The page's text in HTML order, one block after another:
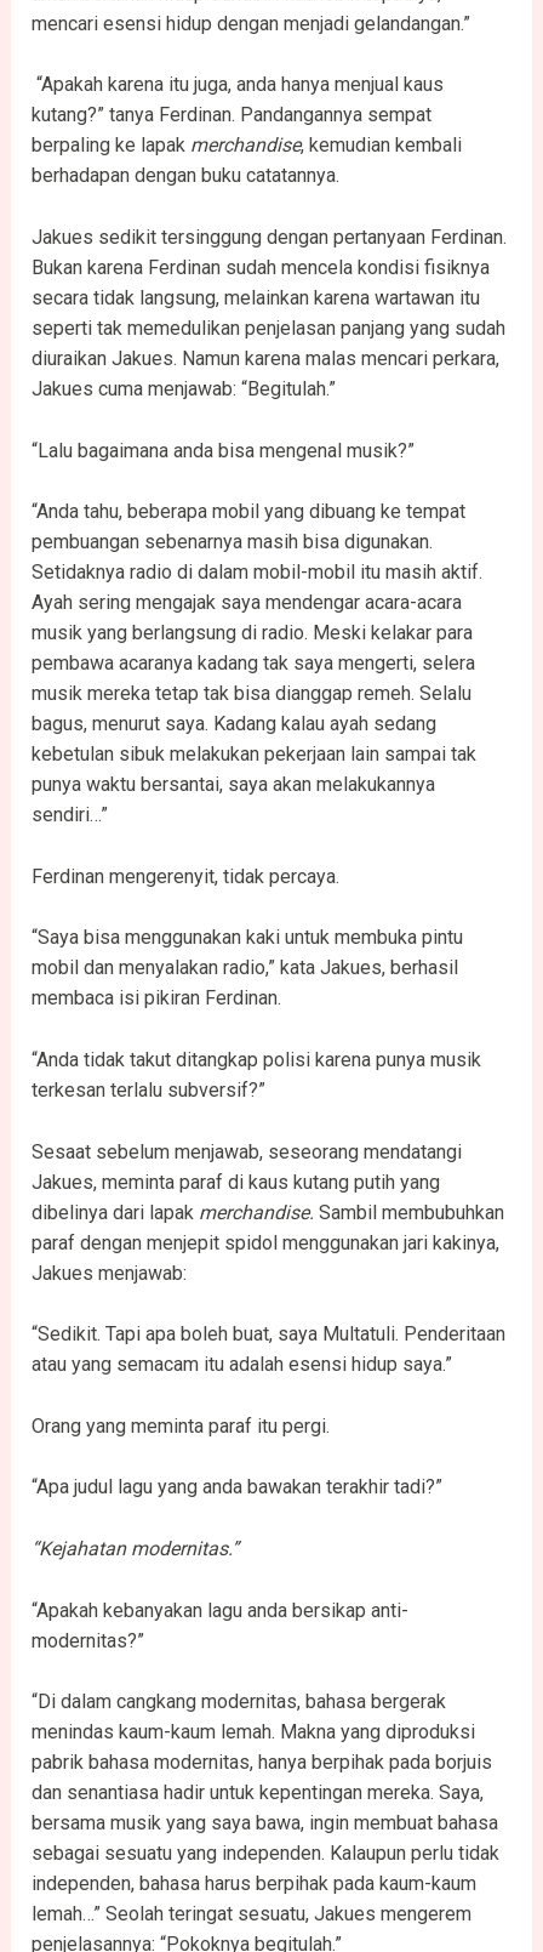
mencari esensi hidup dengan menjadi gelandangan.”
“Apakah karena itu juga, anda hanya menjual kaus
kutang?” tanya Ferdinan. Pandangannya sempat
berpaling ke lapak merchandise, kemudian kembali
berhadapan dengan buku catatannya.
Jakues sedikit tersinggung dengan pertanyaan Ferdinan.
Bukan karena Ferdinan sudah mencela kondisi fisiknya
secara tidak langsung, melainkan karena wartawan itu
seperti tak memedulikan penjelasan panjang yang sudah
diuraikan Jakues. Namun karena malas mencari perkara,
Jakues cuma menjawab: “Begitulah.”
“Lalu bagaimana anda bisa mengenal musik?”
“Anda tahu, beberapa mobil yang dibuang ke tempat
pembuangan sebenarnya masih bisa digunakan.
Setidaknya radio di dalam mobil-mobil itu masih aktif.
Ayah sering mengajak saya mendengar acara-acara
musik yang berlangsung di radio. Meski kelakar para
pembawa acaranya kadang tak saya mengerti, selera
musik mereka tetap tak bisa dianggap remeh. Selalu
bagus, menurut saya. Kadang kalau ayah sedang
kebetulan sibuk melakukan pekerjaan lain sampai tak
punya waktu bersantai, saya akan melakukannya
sendiri…”
Ferdinan mengerenyit, tidak percaya.
“Saya bisa menggunakan kaki untuk membuka pintu
mobil dan menyalakan radio,” kata Jakues, berhasil
membaca isi pikiran Ferdinan.
“Anda tidak takut ditangkap polisi karena punya musik
terkesan terlalu subversif?”
Sesaat sebelum menjawab, seseorang mendatangi
Jakues, meminta paraf di kaus kutang putih yang
dibelinya dari lapak merchandise. Sambil membubuhkan
paraf dengan menjepit spidol menggunakan jari kakinya,
Jakues menjawab:
“Sedikit. Tapi apa boleh buat, saya Multatuli. Penderitaan
atau yang semacam itu adalah esensi hidup saya.”
Orang yang meminta paraf itu pergi.
“Apa judul lagu yang anda bawakan terakhir tadi?”
“Kejahatan modernitas.”
“Apakah kebanyakan lagu anda bersikap anti-
modernitas?”
“Di dalam cangkang modernitas, bahasa bergerak
menindas kaum-kaum lemah. Makna yang diproduksi
pabrik bahasa modernitas, hanya berpihak pada borjuis
dan senantiasa hadir untuk kepentingan mereka. Saya,
bersama musik yang saya bawa, ingin membuat bahasa
sebagai sesuatu yang independen. Kalaupun perlu tidak
independen, bahasa harus berpihak pada kaum-kaum
lemah…” Seolah teringat sesuatu, Jakues mengerem
penjelasannya: “Pokoknya begitulah.”